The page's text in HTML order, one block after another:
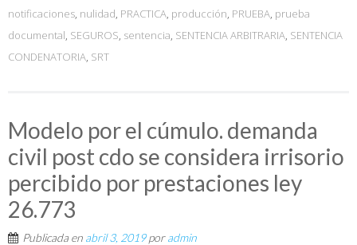
notificaciones, nulidad, PRACTICA, producción, PRUEBA, prueba
documental, SEGUROS, sentencia, SENTENCIA ARBITRARIA, SENTENCIA
CONDENATORIA, SRT
Modelo por el cúmulo. demanda
civil post cdo se considera irrisorio
percibido por prestaciones ley
26.773
Publicada en abril 3, 2019poradmin